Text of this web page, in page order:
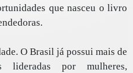
que nasceu o livro
O Brasil já possui mais de
lideradas por mulheres,